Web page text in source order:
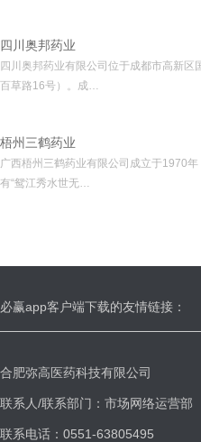
四川奥邦药业
四川奥邦药业有限公司位于成都市高新区
百草路16号）。成…
梧州三鹤药业
广西梧州三鹤药业有限公司成立于1970
有“鸳江秀水世无…
必赢app客户端下载的友情链接：
合肥弥高医药科技有限公司
联系人/联系部门：市场网络运营部
联系电话：0551-63805495